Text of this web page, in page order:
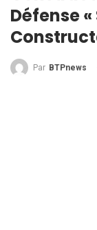
Défense
Par BTPnews